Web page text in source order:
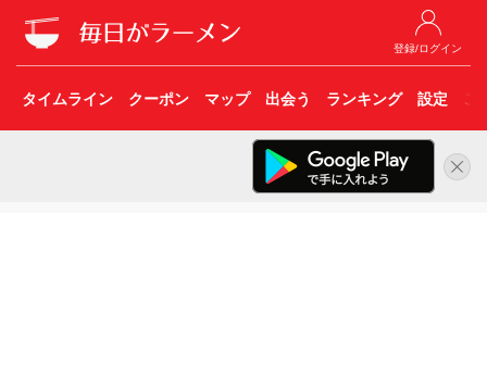
登録/ログイン
タイムライン クーポン マップ 出会う ランキング 設定 こ